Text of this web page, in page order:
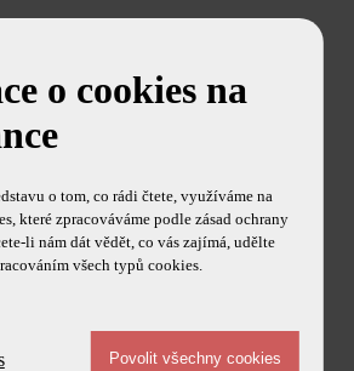
o cookies na
o tom, co rádi čtete, využíváme na
které zpracováváme podle zásad ochrany
li nám dát vědět, co vás zajímá, udělte
všech typů cookies.